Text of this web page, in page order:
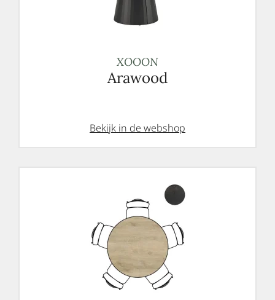
XOOON
Arawood
Bekijk in de webshop